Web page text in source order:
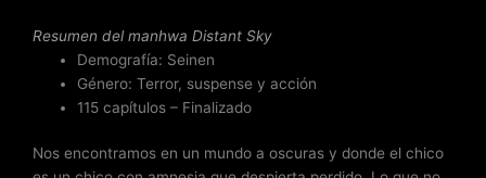
e
Resumen del manhwa Distant Sky
Demografía: Seinen
Género: Terror, suspense y acción
115 capítulos – Finalizado
Nos encontramos en un mundo a oscuras y donde el chico